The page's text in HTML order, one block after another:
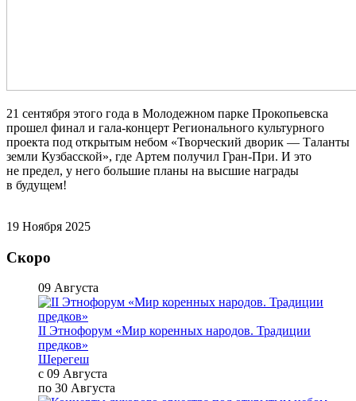
21 сентября этого года в Молодежном парке Прокопьевска
прошел финал и гала-концерт Регионального культурного
проекта под открытым небом «Творческий дворик — Таланты
земли Кузбасской», где Артем получил Гран-При. И это
не предел, у него большие планы на высшие награды
в будущем!
19 Ноября 2025
Скоро
09 Августа
II Этнофорум «Мир коренных народов. Традиции
предков»
Шерегеш
с 09 Августа
по 30 Августа